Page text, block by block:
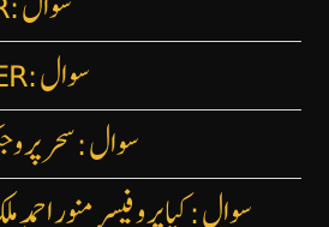
سوال: SOBER کیا ہے؟
سوال: سحر
سوال: کیا پروفیسر منور